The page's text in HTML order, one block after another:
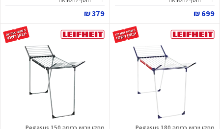
699 ₪
379 ₪